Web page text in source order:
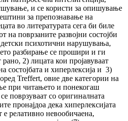
и се користи за опишување
за препознавање на
во литературата сега би биле
на поврзаните развојни состојби
психотични нарушувања,
разбирање се прошири и ги
2) лицата кои пројавуваат
состојбата и хиперлексија и 3)
Treffert, овие две категории на
при читањето и понекогаш
поврзуваат со оригиналната
пронајдоа дека хиперлексијата
релативно невообичаена,